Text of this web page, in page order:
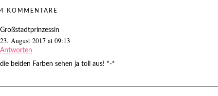
4 KOMMENTARE
Großstadtprinzessin
23. August 2017 at 09:13
Antworten
die beiden Farben sehen ja toll aus! *-*